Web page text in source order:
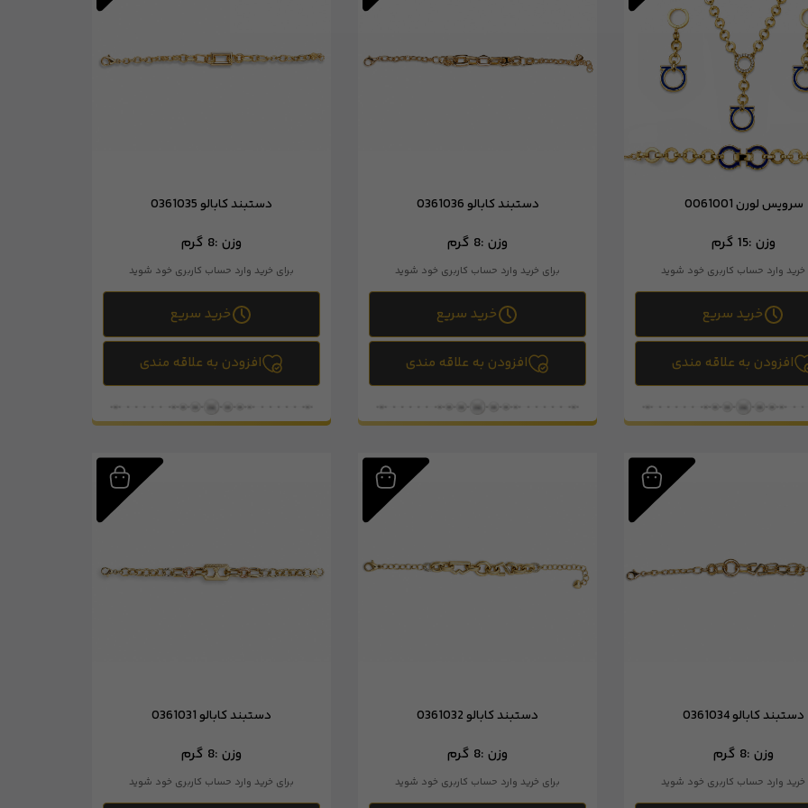
سرویس لورن 0061001
وزن :15 گرم
خرید وارد حساب کاربری خود شوید
خرید سریع
افزودن به علاقه مندی
دستبند کابالو 0361036
وزن :8 گرم
برای خرید وارد حساب کاربری خود شوید
خرید سریع
افزودن به علاقه مندی
دستبند کابالو 0361035
وزن :8 گرم
برای خرید وارد حساب کاربری خود شوید
خرید سریع
افزودن به علاقه مندی
دستبند کابالو 0361034
وزن :8 گرم
خرید وارد حساب کاربری خود شوید
دستبند کابالو 0361032
وزن :8 گرم
برای خرید وارد حساب کاربری خود شوید
دستبند کابالو 0361031
وزن :8 گرم
برای خرید وارد حساب کاربری خود شوید